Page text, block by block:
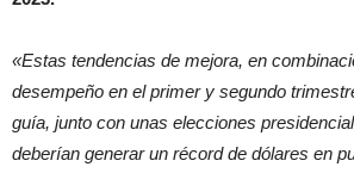
«Estas tendencias de mejora, en
desempeño en el primer y segundo
guía, junto con unas elecciones
deberían generar un récord de dólares en